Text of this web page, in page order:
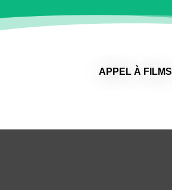
APPEL À FILMS